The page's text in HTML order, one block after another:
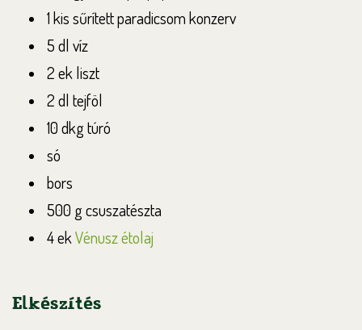
1 kis sűrített paradicsom konzerv
5 dl víz
2 ek liszt
2 dl tejföl
10 dkg túró
só
bors
500 g csuszatészta
4 ekVénusz étolaj
Elkészítés